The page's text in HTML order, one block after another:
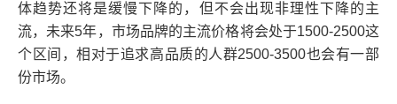
体趋势还将是缓慢下降的，但不会出现非理性下降的主
流，未来5年，市场品牌的主流价格将会处于1500-2500这
个区间，相对于追求高品质的人群2500-3500也会有一部
份市场。